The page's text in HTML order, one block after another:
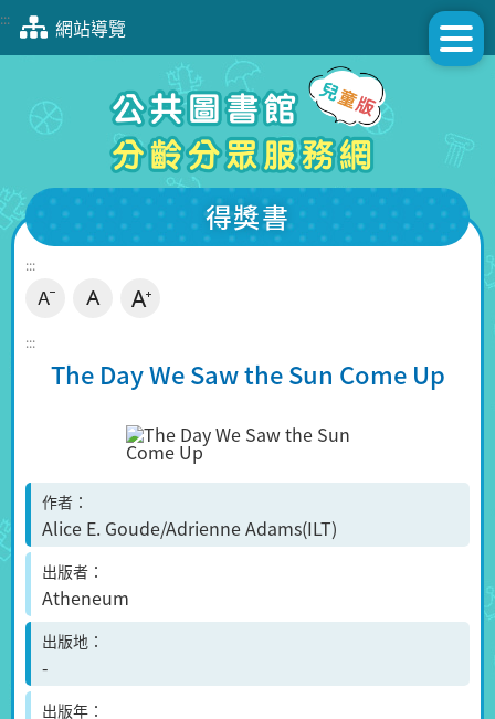
跳
塊
::: 網站導覽
得獎書
:::
:::
The Day We Saw the Sun Come Up
作者
Alice E. Goude/Adrienne Adams(ILT)
出版者
Atheneum
出版地
-
出版年